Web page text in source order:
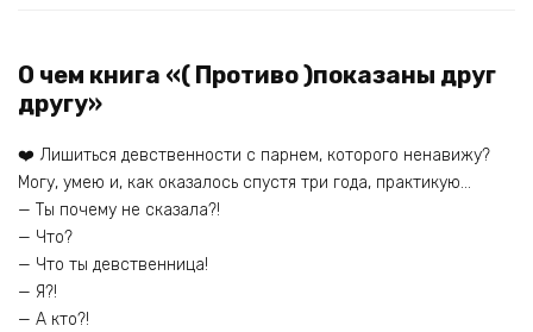
О чем книга «( Противо )показаны друг
другу»
❤️ Лишиться девственности с парнем, которого ненавижу?
Могу, умею и, как оказалось спустя три года, практикую…
— Ты почему не сказала?!
— Что?
— Что ты девственница!
— Я?!
— А кто?!